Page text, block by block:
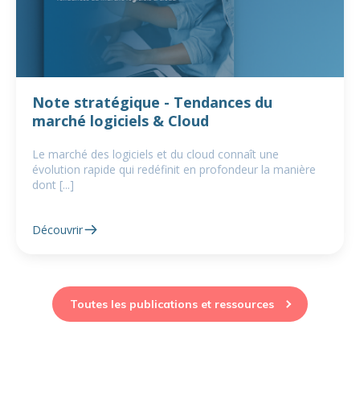
Note stratégique - Tendances du
marché logiciels & Cloud
Le marché des logiciels et du cloud connaît une
évolution rapide qui redéfinit en profondeur la manière
dont [...]
Découvrir
Toutes les publications et ressources